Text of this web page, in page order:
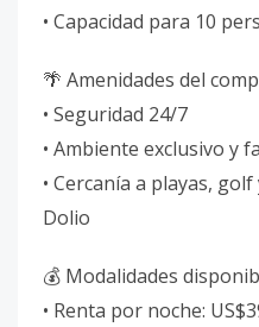
• Capacidad para 10
🌴 Amenidades del
• Seguridad 24/7
• Ambiente exclusivo y
• Cercanía a playas,
Dolio
💰 Modalidades
• Renta por noche: